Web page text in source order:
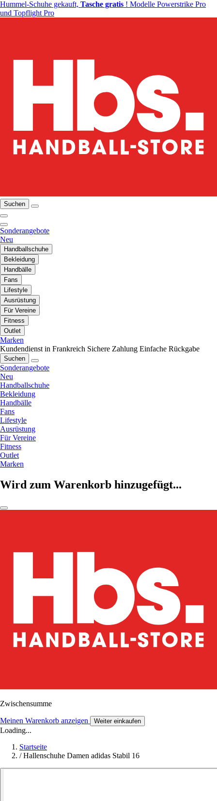
Hummel-Schuhe gekauft, Tasche gratis ! Modelle Powerstrike Pro
und Topflight Pro
Suchen
Sonderangebote
Neu
Handballschuhe
Bekleidung
Handbälle
Fans
Lifestyle
Ausrüstung
Für Vereine
Fitness
Outlet
Marken
Kundendienst in Frankreich Sichere Zahlung Einfache Rückgabe
Suchen
Sonderangebote
Neu
Handballschuhe
Bekleidung
Handbälle
Fans
Lifestyle
Ausrüstung
Für Vereine
Fitness
Outlet
Marken
Wird zum Warenkorb hinzugefügt...
Zwischensumme
Meinen Warenkorb anzeigen Weiter einkaufen
Loading...
Startseite
/ Hallenschuhe Damen adidas Stabil 16